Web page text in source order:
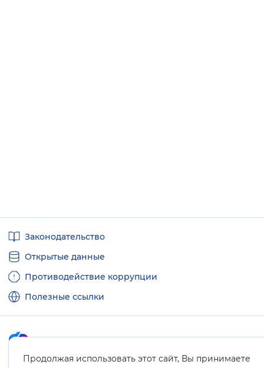
Продолжая использовать этот сайт, Вы принимаете
ссылкиЗаконодательство
Открытые данные
Противодействие коррупции
Полезные ссылки
Карта сайта